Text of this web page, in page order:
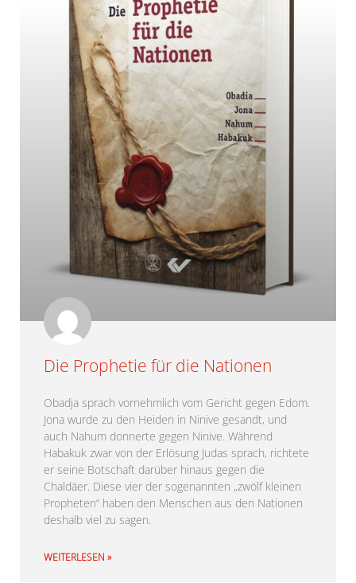
Die Prophetie für die Nationen
Obadja sprach vornehmlich vom Gericht gegen Edom.
Jona wurde zu den Heiden in Ninive gesandt, und
auch Nahum donnerte gegen Ninive. Während
Habakuk zwar von der Erlösung Judas sprach, richtete
er seine Botschaft darüber hinaus gegen die
Chaldäer. Diese vier der sogenannten „zwölf kleinen
Propheten“ haben den Menschen aus den Nationen
deshalb viel zu sagen.
WEITERLESEN »